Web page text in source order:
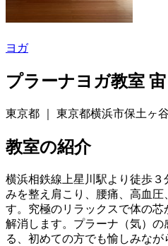
ヨガ
プラーナヨガ教室 宙
東京都 ｜ 東京都横浜市保土ヶ
教室の紹介
横浜相鉄線上星川駅より徒歩
みを整え肩こり、腰痛、高血圧
す。究極のリラックスで体の
解消します。プラーナ（気）
る、初めての方でも愉しみな